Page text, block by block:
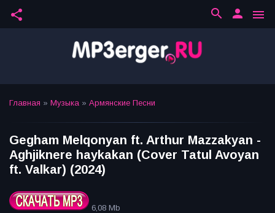
share menu
person
search
Главная » Музыка » Армянские Песни
Gegham Melqonyan ft. Arthur Mazzakyan -
Aghjiknere haykakan (Cover Tatul Avoyan
ft. Valkar) (2024)
6,08 Mb